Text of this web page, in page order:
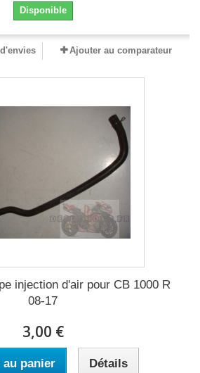
Disponible
Ajouter au comparateur
injection d'air pour CB 1000 R
08-17
3,00 €
panier Détails